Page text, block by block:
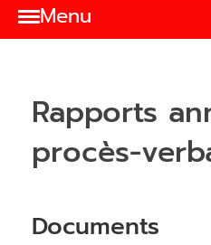
Menu
Rapports
procès-
Documents